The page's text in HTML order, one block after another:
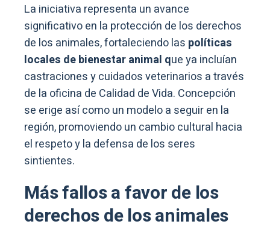
La iniciativa representa un avance
significativo en la protección de los derechos
de los animales, fortaleciendo las políticas
locales de bienestar animal que ya incluían
castraciones y cuidados veterinarios a través
de la oficina de Calidad de Vida. Concepción
se erige así como un modelo a seguir en la
región, promoviendo un cambio cultural hacia
el respeto y la defensa de los seres
sintientes.
Más fallos a favor de los
derechos de los animales